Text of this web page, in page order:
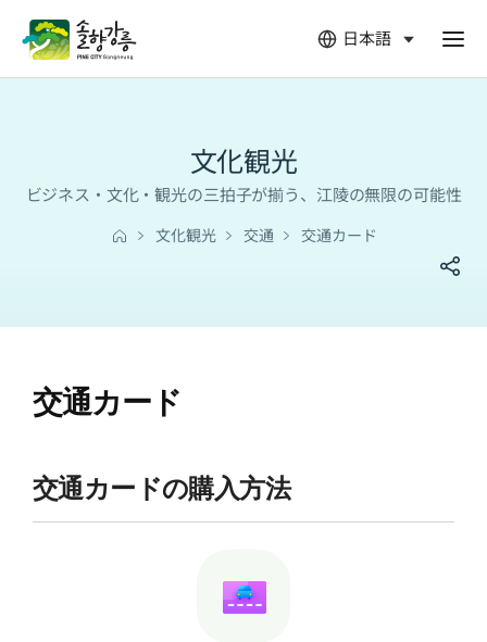
日本語
열
림
文化観光
ビジネス・文化・観光の三拍子が揃う、江陵の無限の可能性
文化観光 交通 交通カード
交通カード
交通カードの購入方法